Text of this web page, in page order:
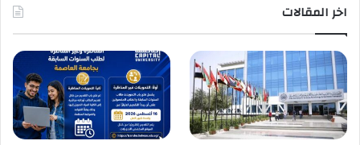
اخر المقالات